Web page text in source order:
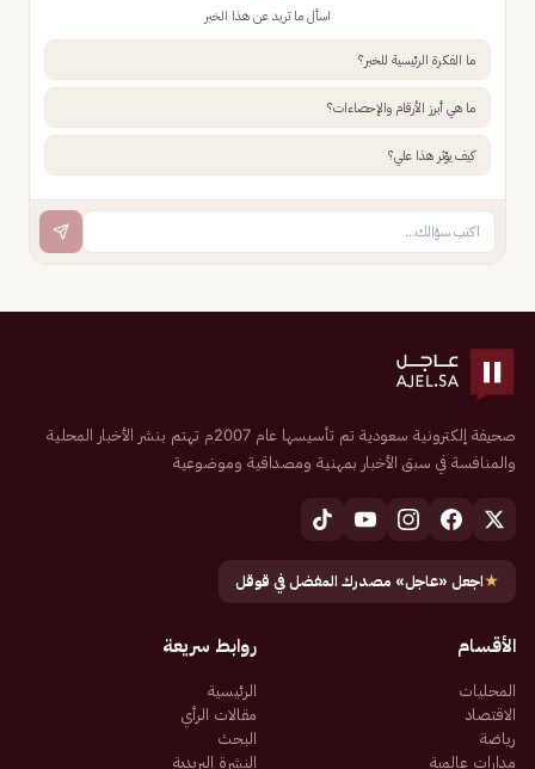
اسأل ما تريد عن هذا الخبر
ما الفكرة الرئيسية للخبر؟
ما هي أبرز الأرقام والإحصاءات؟
كيف يؤثر هذا علي؟
صحيفة إلكترونية سعودية تم تأسيسها عام 2007م تهتم بنشر الأخبار المحلية
والمنافسة في سبق الأخبار بمهنية ومصداقية وموضوعية
★اجعل «عاجل» مصدرك المفضل في قوقل
الأقسام
المحليات
الاقتصاد
رياضة
مدارات عالمية
روابط سريعة
الرئيسية
مقالات الرأي
البحث
النشرة البريدية